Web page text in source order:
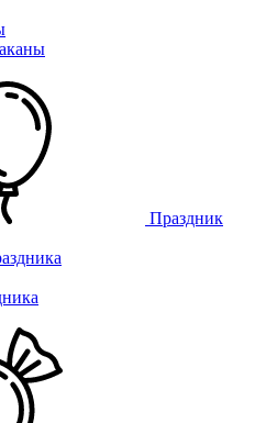
Праздник